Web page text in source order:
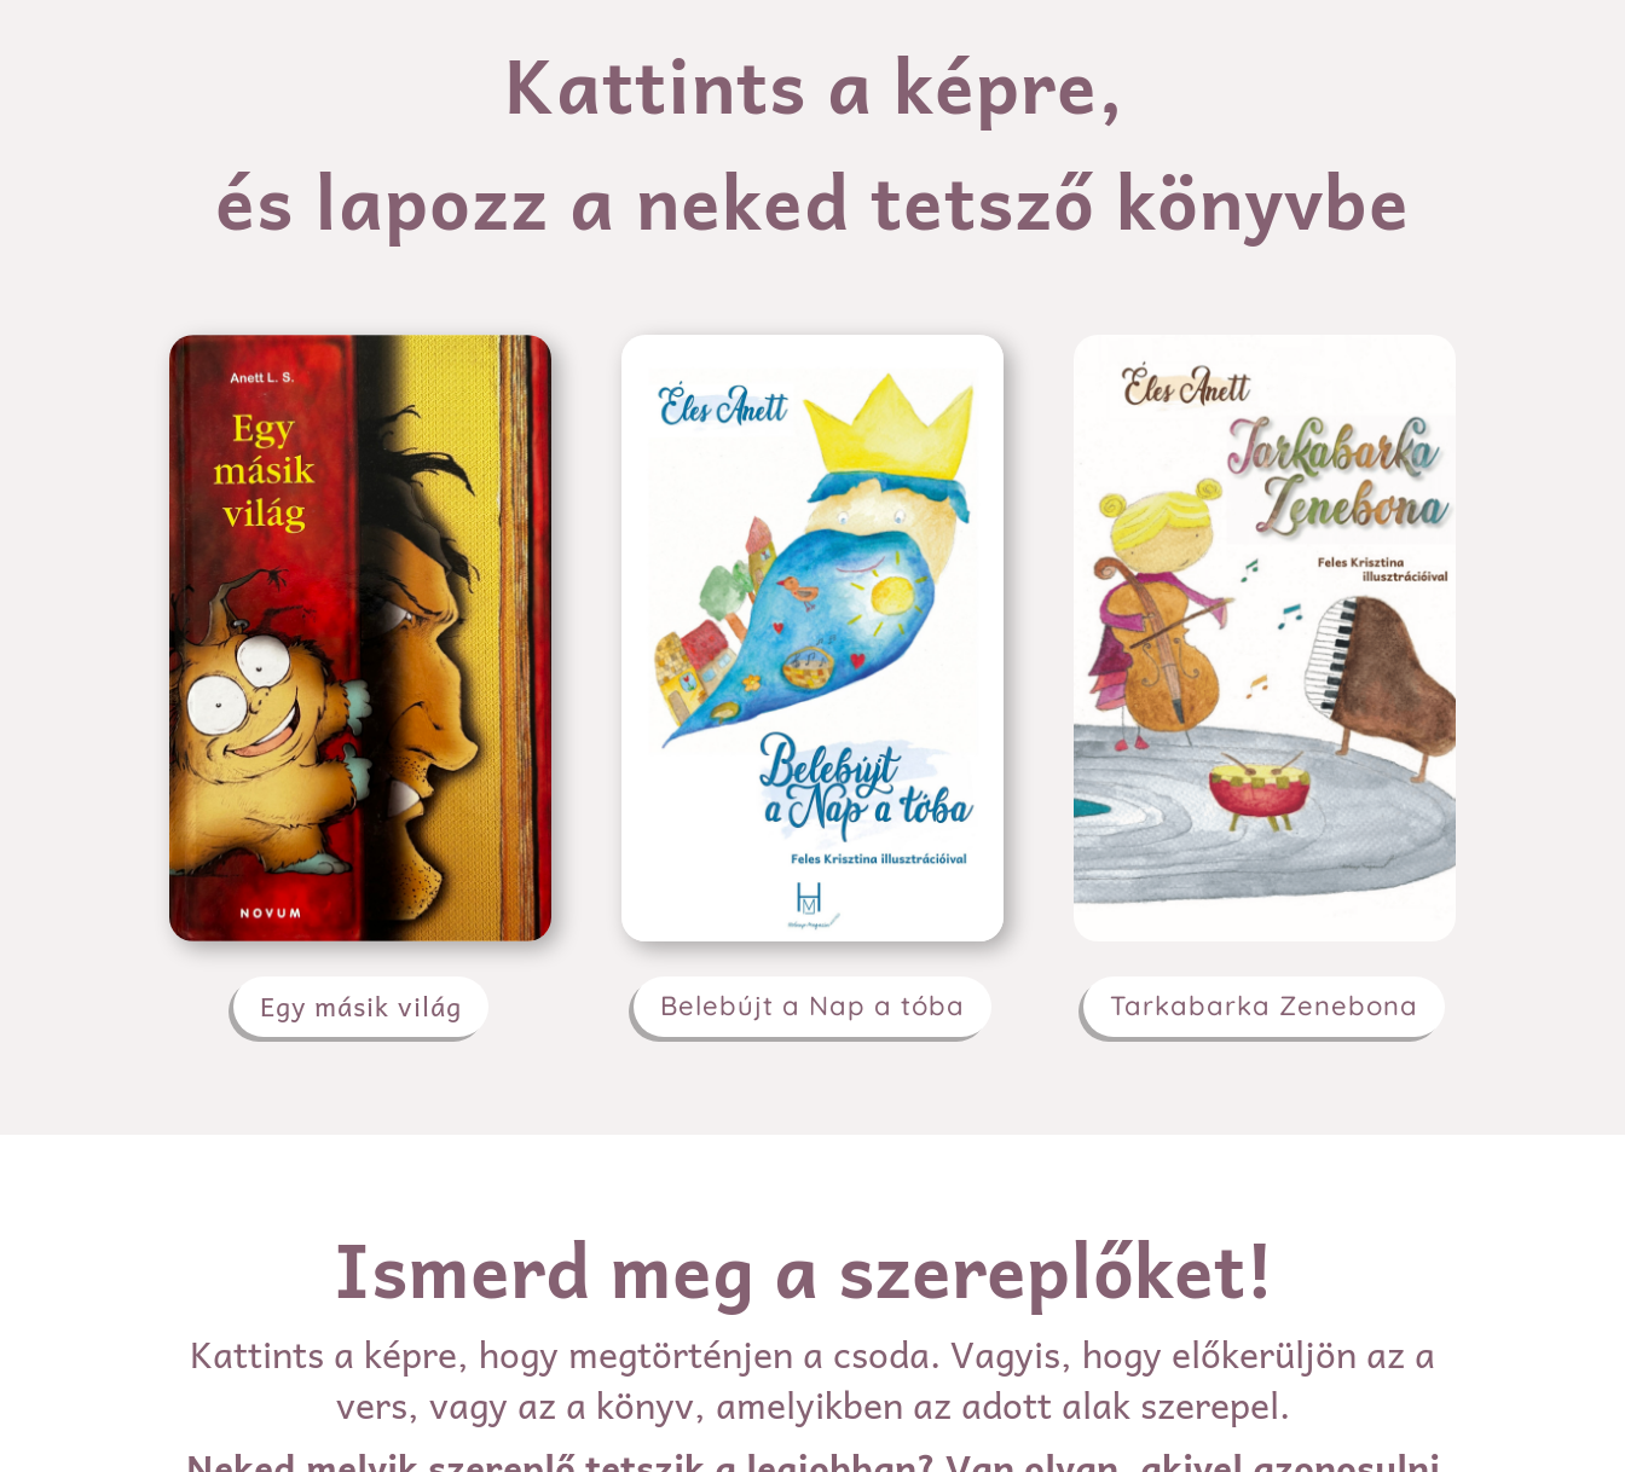
Kattints a képre,
és lapozz a neked tetsző könyvbe
Egy másik világ Belebújt a Nap a tóba Tarkabarka Zenebona
Ismerd meg a szereplőket!
Kattints a képre, hogy megtörténjen a csoda. Vagyis, hogy előkerüljön az a
vers, vagy az a könyv, amelyikben az adott alak szerepel.